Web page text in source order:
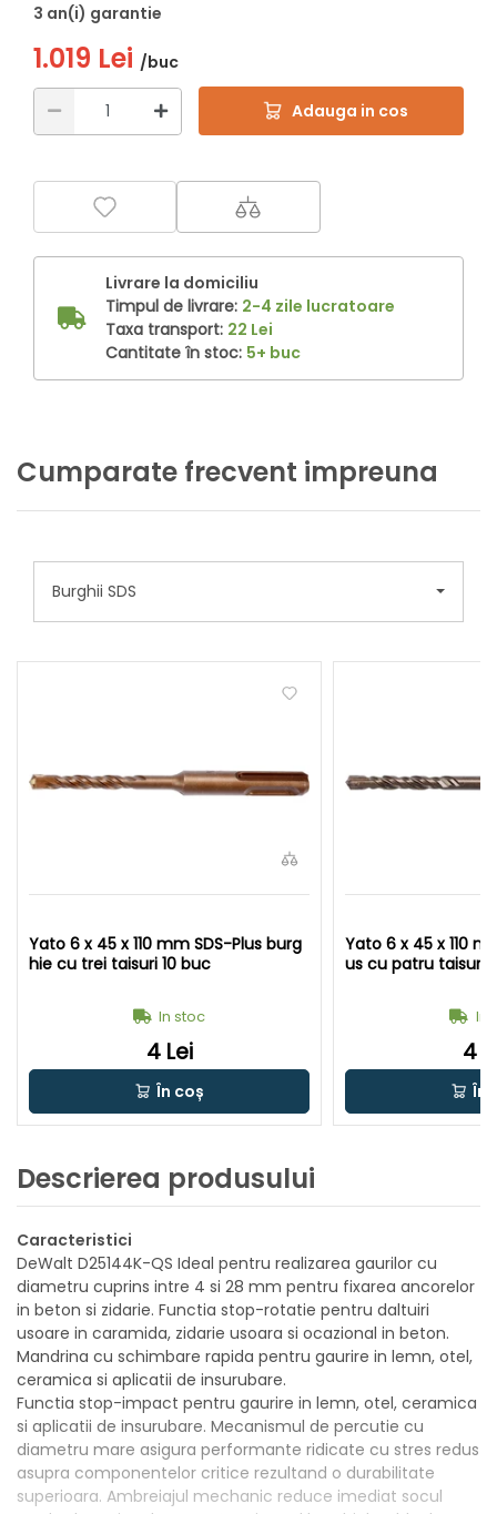
3 an(i) garantie
1.019 Lei /buc
Adauga in cos
Livrare la domiciliu
Timpul de livrare: 2-4 zile lucratoare
Taxa transport: 22 Lei
Cantitate în stoc: 5+ buc
Cumparate frecvent impreuna
Burghii SDS
Yato 6 x 45 x 110 mm SDS-Plus burg
hie cu trei taisuri 10 buc
In stoc
4 Lei
În coș
Yato 6 x 45 x 110
us cu patru taisuri
In
4
În
Descrierea produsului
Caracteristici
DeWalt D25144K-QS Ideal pentru realizarea gaurilor cu
diametru cuprins intre 4 si 28 mm pentru fixarea ancorelor
in beton si zidarie. Functia stop-rotatie pentru daltuiri
usoare in caramida, zidarie usoara si ocazional in beton.
Mandrina cu schimbare rapida pentru gaurire in lemn, otel,
ceramica si aplicatii de insurubare.
Functia stop-impact pentru gaurire in lemn, otel, ceramica
si aplicatii de insurubare. Mecanismul de percutie cu
diametru mare asigura performante ridicate cu stres redus
asupra componentelor critice rezultand o durabilitate
superioara. Ambreiajul mechanic reduce imediat socul